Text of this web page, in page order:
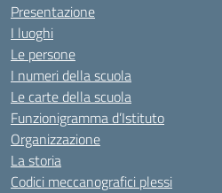
Presentazione
I luoghi
Le persone
I numeri della scuola
Le carte della scuola
Funzionigramma d’Istituto
Organizzazione
La storia
Codici meccanografici plessi